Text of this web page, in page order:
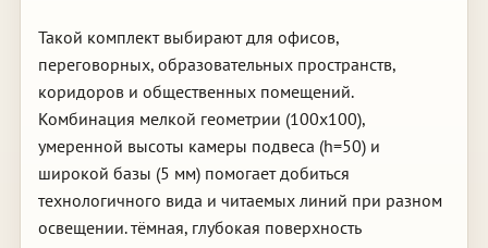
Такой комплект выбирают для офисов,
переговорных, образовательных пространств,
коридоров и общественных помещений.
Комбинация мелкой геометрии (100х100),
умеренной высоты камеры подвеса (h=50) и
широкой базы (5 мм) помогает добиться
технологичного вида и читаемых линий при разном
освещении. тёмная, глубокая поверхность